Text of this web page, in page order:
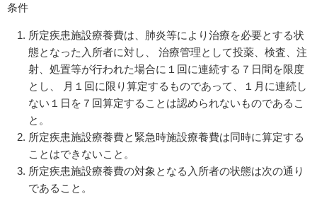
条件
所定疾患施設療養費は、肺炎等により治療を必要とする状
態となった入所者に対し、 治療管理として投薬、検査、注
射、処置等が行われた場合に１回に連続する７日間を限度
とし、 月１回に限り算定するものであって、１月に連続し
ない１日を７回算定することは認められないものであるこ
と。
所定疾患施設療養費と緊急時施設療養費は同時に算定する
ことはできないこと。
所定疾患施設療養費の対象となる入所者の状態は次の通り
であること。